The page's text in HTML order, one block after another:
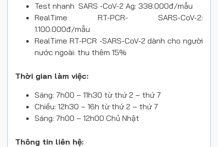
Test nhanh SARS -CoV-2 Ag: 338.000đ/mẫu
RealTime RT-PCR- SARS-CoV-2:
1.100.000đ/mẫu
RealTime RT-PCR -SARS-CoV-2 dành cho người
nước ngoài: thu thêm 15%
Thời gian làm việc:
Sáng: 7h00 – 11h30 từ thứ 2 – thứ 7
Chiều: 12h30 – 16h từ thứ 2 – thứ 7
Sáng: 7h00 – 12h00 Chủ Nhật
Thông tin liên hệ: